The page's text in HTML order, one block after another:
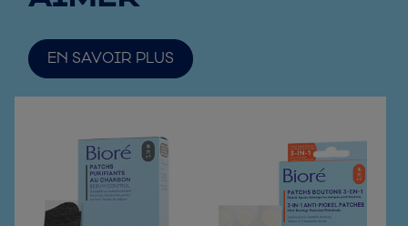
EN SAVOIR PLUS